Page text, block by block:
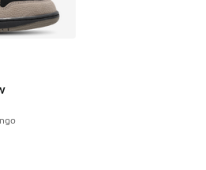
Prix en baisse de € 139,99 à